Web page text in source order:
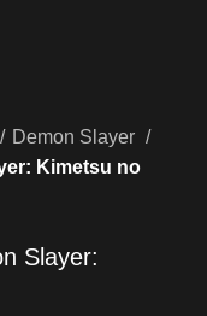
Demon Slayer
Kimetsu no
Slayer: